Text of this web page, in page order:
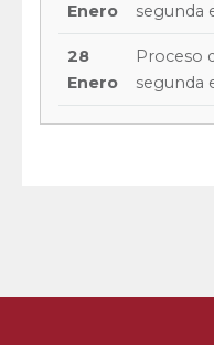
Enero
segunda
28
Enero
Proceso
segunda